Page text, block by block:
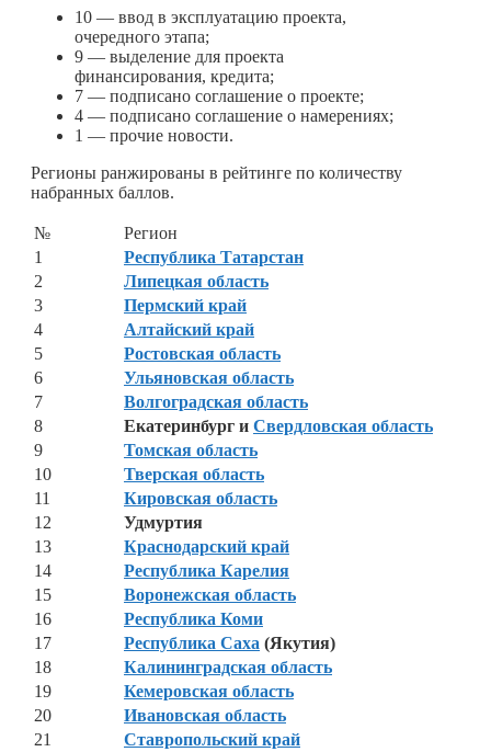
10 — ввод в эксплуатацию проекта,
очередного этапа;
9 — выделение для проекта
финансирования, кредита;
7 — подписано соглашение о проекте;
4 — подписано соглашение о намерениях;
1 — прочие новости.
Регионы ранжированы в рейтинге по количеству
набранных баллов.
№
Регион
1
Республика Татарстан
2
Липецкая область
3
Пермский край
4
Алтайский край
5
Ростовская область
6
Ульяновская область
7
Волгоградская область
8
Екатеринбург и Свердловская область
9
Томская область
10
Тверская область
11
Кировская область
12
Удмуртия
13
Краснодарский край
14
Республика Карелия
15
Воронежская область
16
Республика Коми
17
Республика Саха (Якутия)
18
Калининградская область
19
Кемеровская область
20
Ивановская область
21
Ставропольский край